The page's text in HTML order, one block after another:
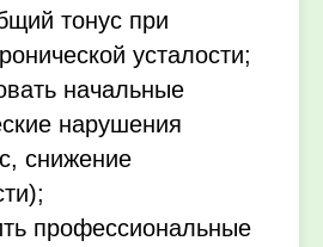
тонус при
усталости;
начальные
нарушения
снижение
профессиональные